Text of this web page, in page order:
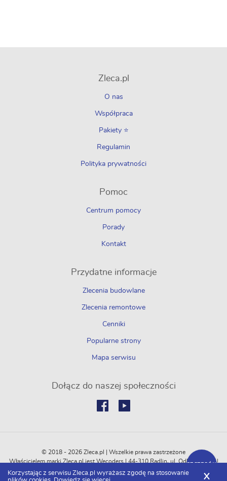
SZCZEGÓŁY
Zleca.pl
O nas
Współpraca
Pakiety ⭐
Regulamin
Polityka prywatności
Pomoc
Centrum pomocy
Porady
Kontakt
Przydatne informacje
Zlecenia budowlane
Zlecenia remontowe
Cenniki
Popularne strony
Mapa serwisu
Dołącz do naszej społeczności
© 2018 - 2026 Zleca.pl | Wszelkie prawa zastrzeżone
Właścicielem marki Zleca.pl jest Wecoders | 44-310 Radlin, ul. Odległa 114C |
REGON: 364774751 | NIP: 6472500747
Korzystając z serwisu Zleca.pl wyrażasz zgodę na stosowanie
X